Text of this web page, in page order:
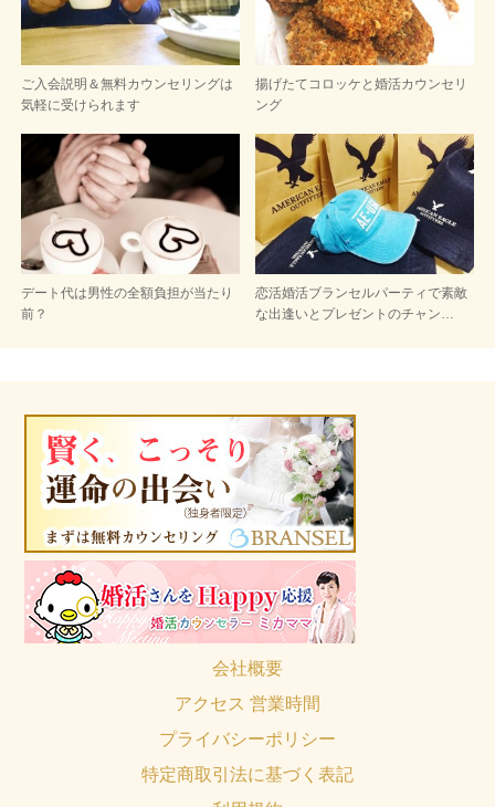
ご入会説明＆無料カウンセリングは
気軽に受けられます
揚げたてコロッケと婚活カウンセリ
ング
デート代は男性の全額負担が当たり
前？
恋活婚活ブランセルパーティで素敵
な出逢いとプレゼントのチャン…
会社概要
アクセス 営業時間
プライバシーポリシー
特定商取引法に基づく表記